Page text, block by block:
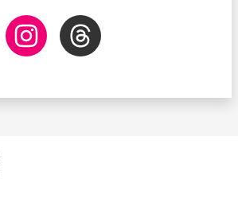
InstagramThreads